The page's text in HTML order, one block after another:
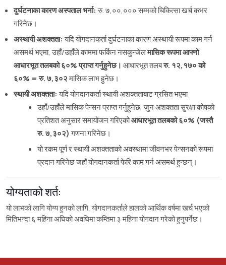
दुर्घटनाका कारण अस्पताल भर्ना:रु. ७,००,००० सम्मको चिकित्सा खर्च कभर
गरिनेछ।
अस्थायी अशक्तता:यदि योगदानकर्ता दुर्घटनाका कारण अस्थायी रूपमा काम गर्न
असमर्थ भएमा, उहाँ/उहाँले काममा फर्किन नसकुन्जेलमासिक रूपमा आफ्नो
आधारभूत तलबको ६०% प्राप्त गर्नुहुनेछ। आधारभूत तलबरु. १२,१७० को
६०% = रु. ७,३०२मासिक लाभ हुनेछ।
स्थायी अशक्तता:यदि योगदानकर्ता स्थायी अशक्तताबाट ग्रसित भएमा:
उहाँ/उहाँले मासिक पेन्सन प्राप्त गर्नुहुनेछ, जुन अशक्तता सुरक्षा कोषको
प्रतिशत अनुसार समायोजन गरिएकोआधारभूत तलबको ६०% (जस्तै
रु. ७,३०२)गणना गरिनेछ।
यो रकम पूर्ण र स्थायी अशक्तताको अवस्थामा जीवनभर पेन्सनको रूपमा
प्रदान गरिनेछ जहाँ योगदानकर्ता फेरि काम गर्न असमर्थ हुन्छन्।
योग्यताको शर्त:
यो लाभको लागि योग्य हुनको लागि, योगदानकर्ताले हालको आर्थिक वर्षमा खर्च भएको
मितिभन्दा ६ महिना अघिको अवधिमा कम्तिमा ३ महिना योगदान गरेको हुनुपर्नेछ।